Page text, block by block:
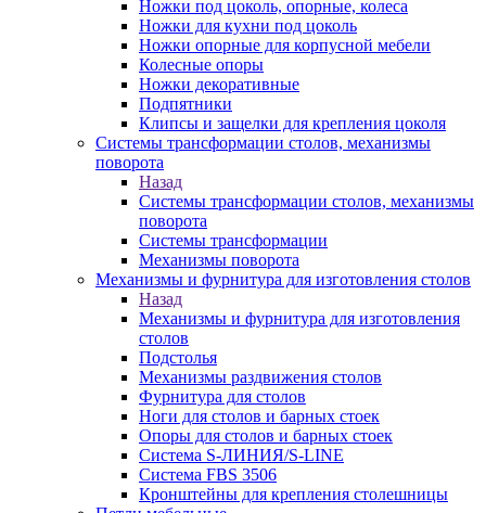
Ножки под цоколь, опорные, колеса
Ножки для кухни под цоколь
Ножки опорные для корпусной мебели
Колесные опоры
Ножки декоративные
Подпятники
Клипсы и защелки для крепления цоколя
Системы трансформации столов, механизмы
поворота
Назад
Системы трансформации столов, механизмы
поворота
Системы трансформации
Механизмы поворота
Механизмы и фурнитура для изготовления столов
Назад
Механизмы и фурнитура для изготовления
столов
Подстолья
Механизмы раздвижения столов
Фурнитура для столов
Ноги для столов и барных стоек
Опоры для столов и барных стоек
Система S-ЛИНИЯ/S-LINE
Система FBS 3506
Кронштейны для крепления столешницы